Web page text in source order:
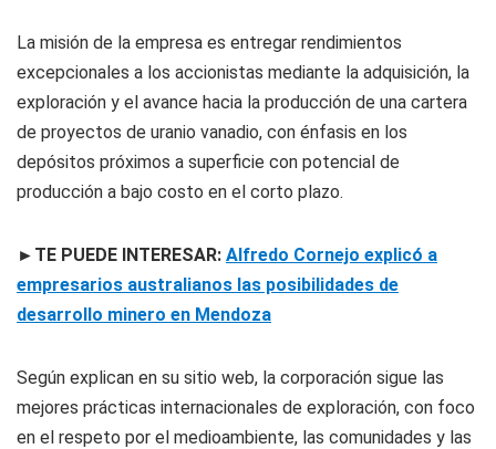
La misión de la empresa es entregar rendimientos
excepcionales a los accionistas mediante la adquisición, la
exploración y el avance hacia la producción de una cartera
de proyectos de uranio vanadio, con énfasis en los
depósitos próximos a superficie con potencial de
producción a bajo costo en el corto plazo.
►TE PUEDE INTERESAR: Alfredo Cornejo explicó a
empresarios australianos las posibilidades de
desarrollo minero en Mendoza
Según explican en su sitio web, la corporación sigue las
mejores prácticas internacionales de exploración, con foco
en el respeto por el medioambiente, las comunidades y las